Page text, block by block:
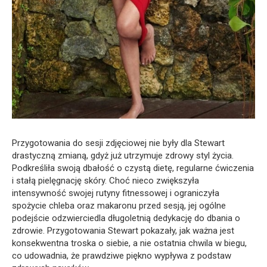
Przygotowania do sesji zdjęciowej nie były dla Stewart
drastyczną zmianą, gdyż już utrzymuje zdrowy styl życia.
Podkreśliła swoją dbałość o czystą dietę, regularne ćwiczenia
i stałą pielęgnację skóry. Choć nieco zwiększyła
intensywność swojej rutyny fitnessowej i ograniczyła
spożycie chleba oraz makaronu przed sesją, jej ogólne
podejście odzwierciedla długoletnią dedykację do dbania o
zdrowie. Przygotowania Stewart pokazały, jak ważna jest
konsekwentna troska o siebie, a nie ostatnia chwila w biegu,
co udowadnia, że prawdziwe piękno wypływa z podstaw